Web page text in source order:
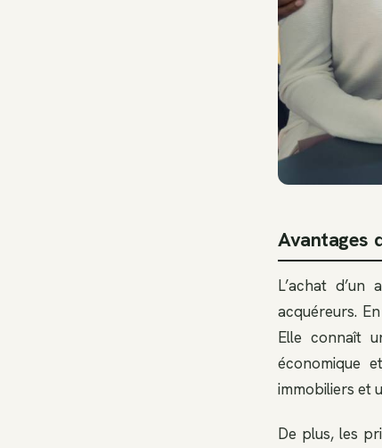
Avantages
L’achat
acquéreurs.
Elle connaît
économique
immobiliers et
De plus, les